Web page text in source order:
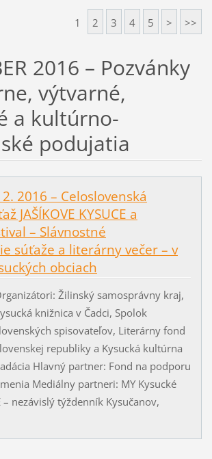
1 2 3 4 5 > >>
2016 – Pozvánky
výtvarné,
a kultúrno-
podujatia
2016 – Celoslovenská
JAŠÍKOVE KYSUCE a
– Slávnostné
súťaže a literárny večer – v
obciach
Žilinský samosprávny kraj,
knižnica v Čadci, Spolok
spisovateľov, Literárny fond
republiky a Kysucká kultúrna
Hlavný partner: Fond na podporu
Mediálny partneri: MY Kysucké
– nezávislý týždenník Kysučanov,